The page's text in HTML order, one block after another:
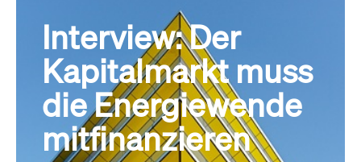
Interview: Der
Kapitalmarkt muss
die Energiewende
mitfinanzieren